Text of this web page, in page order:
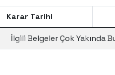
Karar Tarihi
İlgili Belgeler Çok Yakında